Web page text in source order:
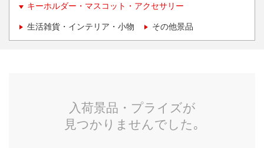
キーホルダー・マスコット・アクセサリー
生活雑貨・インテリア・小物 その他景品